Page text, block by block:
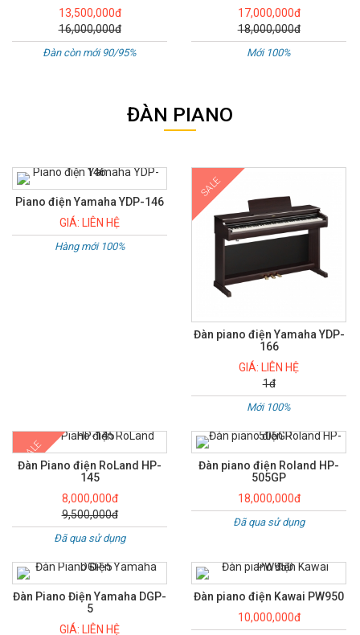
13,500,000đ
16,000,000đ
Đàn còn mới 90/95%
17,000,000đ
18,000,000đ
Mới 100%
ĐÀN PIANO
Piano điện Yamaha YDP-146
GIÁ: LIÊN HỆ
Hàng mới 100%
SALE
Đàn piano điện Yamaha YDP-
166
GIÁ: LIÊN HỆ
1đ
Mới 100%
SALE
Đàn Piano điện RoLand HP-
145
8,000,000đ
9,500,000đ
Đã qua sử dụng
Đàn piano điện Roland HP-
505GP
18,000,000đ
Đã qua sử dụng
Đàn Piano Điện Yamaha DGP-
5
GIÁ: LIÊN HỆ
Đàn piano điện Kawai PW950
10,000,000đ